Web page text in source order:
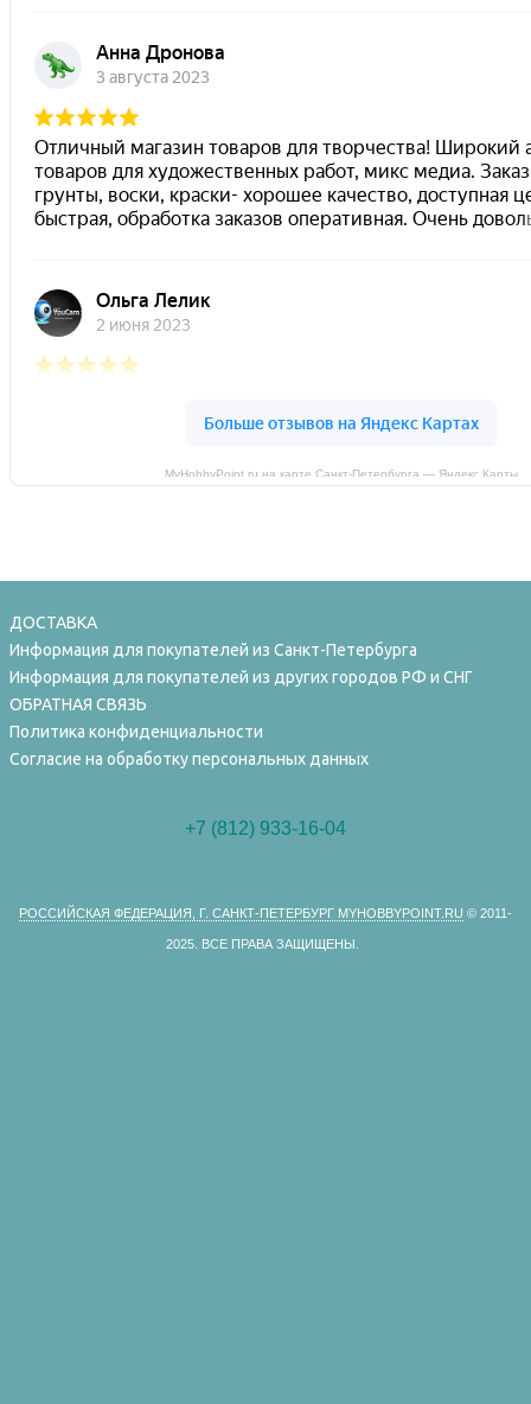
MyHobbyPoint.ru на карте Санкт‑Петербурга — Яндекс Карты
ДОСТАВКА
Информация для покупателей из Санкт-Петербурга
Информация для покупателей из других городов РФ и СНГ
ОБРАТНАЯ СВЯЗЬ
Политика конфиденциальности
Согласие на обработку персональных данных
+7 (812) 933-16-04
РОССИЙСКАЯ ФЕДЕРАЦИЯ, Г. САНКТ-ПЕТЕРБУРГ MYHOBBYPOINT.RU © 2011-
2025. ВСЕ ПРАВА ЗАЩИЩЕНЫ.